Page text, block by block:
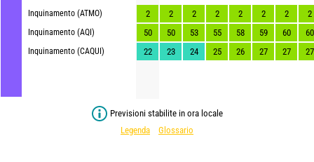
Inquinamento (ATMO)
Inquinamento (AQI)
Inquinamento (CAQUI)
2 2 2 2 2 2 2
2
50
50 53 55 58 59 60
60
22
23 24 25 26 27 27 27
Previsioni stabilite in ora locale
Legenda
Glossario